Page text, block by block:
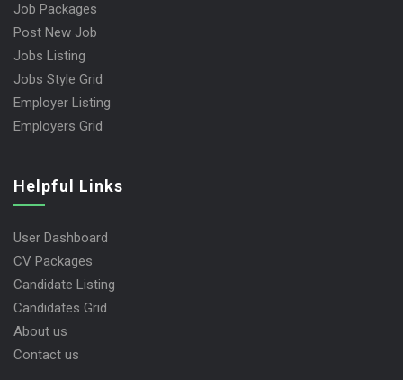
Job Packages
Post New Job
Jobs Listing
Jobs Style Grid
Employer Listing
Employers Grid
Helpful Links
User Dashboard
CV Packages
Candidate Listing
Candidates Grid
About us
Contact us